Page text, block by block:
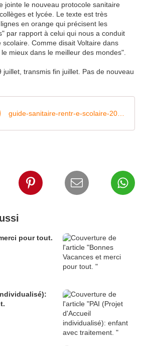
jointe le nouveau protocole sanitaire
et lycée. Le texte est très
en orange qui précisent les
par rapport à celui qui nous a conduit
Comme disait Voltaire dans
mieux dans le meilleur des mondes".
juillet, transmis fin juillet. Pas de nouveau
pour tout.